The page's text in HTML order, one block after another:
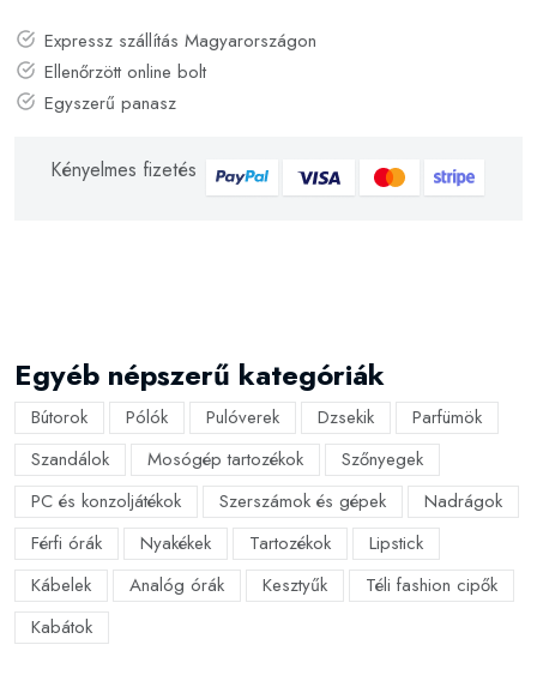
Expressz szállítás Magyarországon
Ellenőrzött online bolt
Egyszerű panasz
Kényelmes fizetés
Egyéb népszerű kategóriák
Bútorok Pólók Pulóverek Dzsekik
Parfümök
Szandálok
Mosógép tartozékok
Szőnyegek
PC és konzoljátékok
Szerszámok és gépek
Nadrágok
Férfi órák
Nyakékek Tartozékok
Lipstick
Kábelek
Analóg órák Kesztyűk
Téli fashion cipők
Kabátok